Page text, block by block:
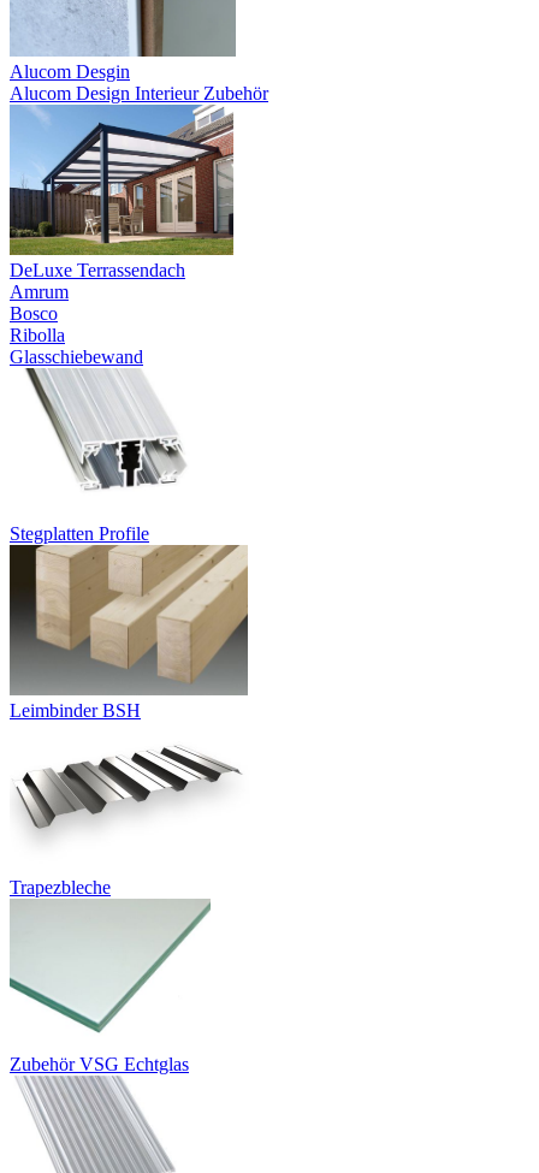
Alucom Desgin
Alucom Design Interieur Zubehör
DeLuxe Terrassendach
Amrum
Bosco
Ribolla
Glasschiebewand
Stegplatten Profile
Leimbinder BSH
Trapezbleche
Zubehör VSG Echtglas